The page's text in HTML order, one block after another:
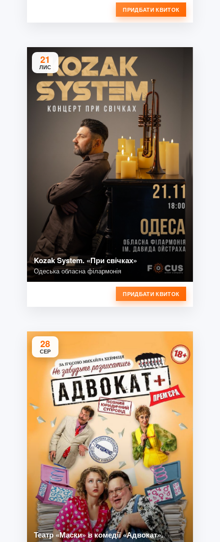
ПРИДБАТИ КВИТОК
21
ЛИС
Kozak System. «При свічках»
Одеська обласна філармонія
ПРИДБАТИ КВИТОК
28
СЕР
Театр «Маски» в комедії «Адвокат».